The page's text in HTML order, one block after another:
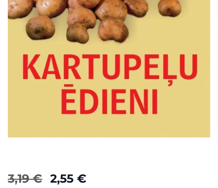
3,19 € 2,55 €